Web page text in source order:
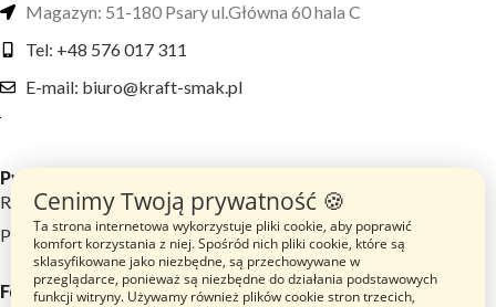
Magazyn: 51-180 Psary ul.Główna 60 hala C
Tel: +48 576 017 311
E-mail: biuro@kraft-smak.pl
Przydatne linki
Regulamin sklepu
Polityka prywatności
Footer menu
Cenimy Twoją prywatność 🍪
Ta strona internetowa wykorzystuje pliki cookie, aby poprawić
komfort korzystania z niej. Spośród nich pliki cookie, które są
sklasyfikowane jako niezbędne, są przechowywane w
przeglądarce, ponieważ są niezbędne do działania podstawowych
funkcji witryny. Używamy również plików cookie stron trzecich,